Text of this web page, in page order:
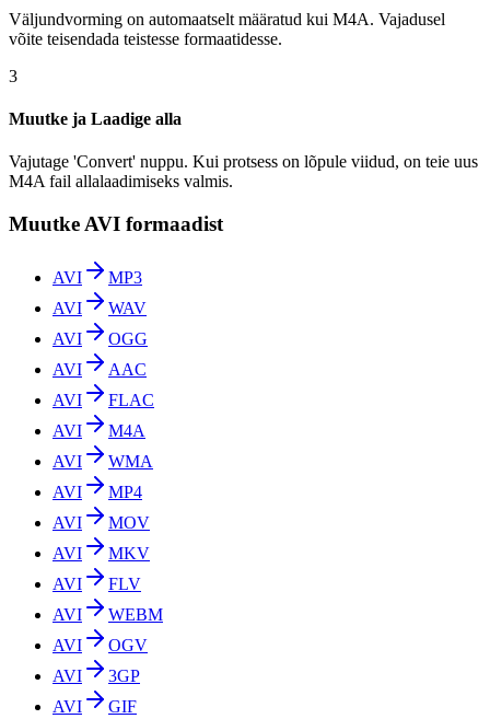
Väljundvorming on automaatselt määratud kui M4A. Vajadusel
võite teisendada teistesse formaatidesse.
3
Muutke ja Laadige alla
Vajutage 'Convert' nuppu. Kui protsess on lõpule viidud, on teie uus
M4A fail allalaadimiseks valmis.
Muutke AVI formaadist
AVI
MP3
AVI
WAV
AVI
OGG
AVI
AAC
AVI
FLAC
AVI
M4A
AVI
WMA
AVI
MP4
AVI
MOV
AVI
MKV
AVI
FLV
AVI
WEBM
AVI
OGV
AVI
3GP
AVI
GIF